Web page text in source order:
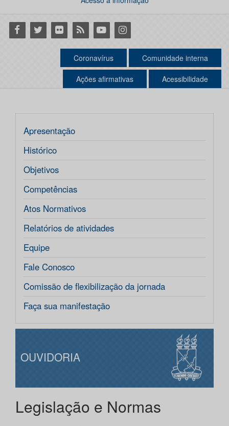
Facebook
Twitter Flickr RSS YoutubeInstagram
Coronavírus Comunidade interna
Ações afirmativas Acessibilidade
Apresentação
Histórico
Objetivos
Competências
Atos Normativos
Relatórios de atividades
Equipe
Fale Conosco
Comissão de flexibilização da jornada
Faça sua manifestação
OUVIDORIA
Legislação e Normas